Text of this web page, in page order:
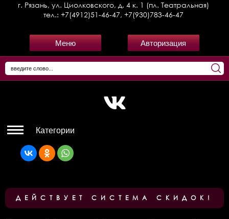
г. Рязань, ул. Циолковского, д. 4 к. 1 (пл. Театральная)
тел.: +7(4912)51-46-47, +7(930)783-46-47
Меню Авторизация
Категории
ДЕЙСТВУЕТ СИСТЕМА СКИДОК!